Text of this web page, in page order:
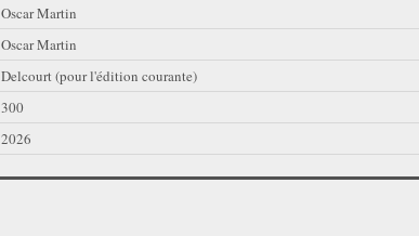
Oscar Martin
Oscar Martin
Delcourt (pour l'édition courante)
300
2026